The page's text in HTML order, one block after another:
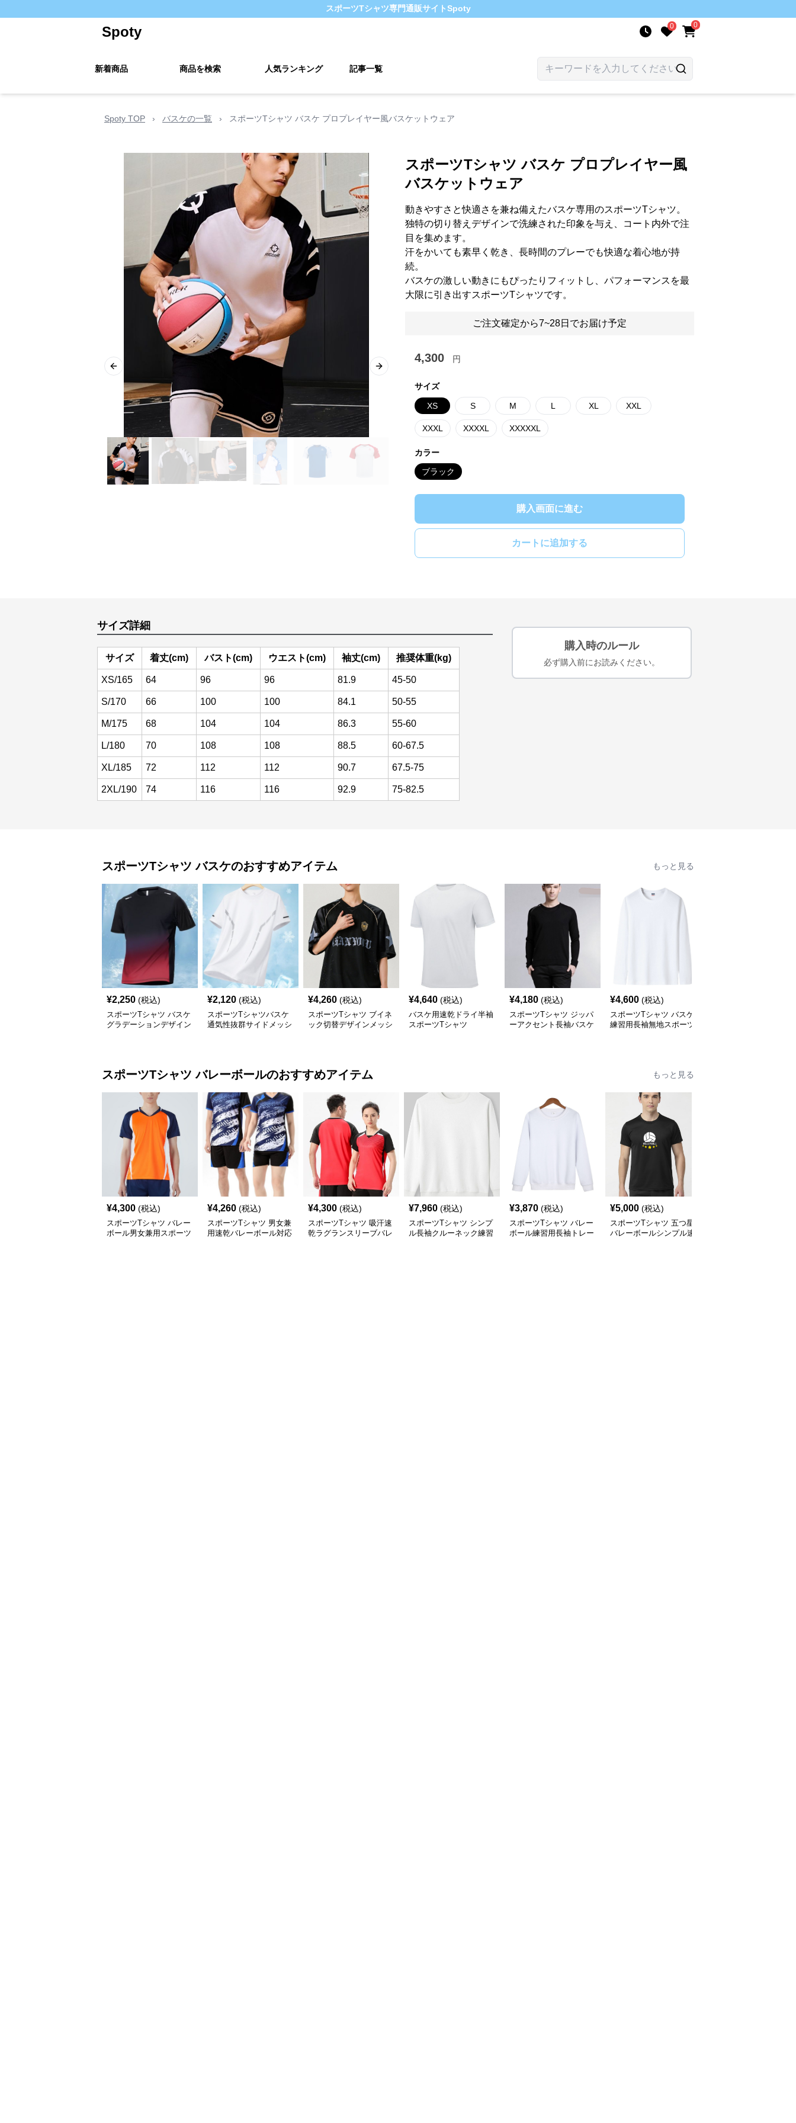
スポーツTシャツ専門通販サイトSpoty
Spoty 0 0
新着商品 商品を検索 人気ランキング 記事一覧
Spoty TOP › バスケの一覧 › スポーツTシャツ バスケ プロプレイヤー風バスケットウェア
Previous slide Next slide
スポーツTシャツ バスケ プロプレイヤー風
バスケットウェア
動きやすさと快適さを兼ね備えたバスケ専用のスポーツTシャツ。
独特の切り替えデザインで洗練された印象を与え、コート内外で注
目を集めます。
汗をかいても素早く乾き、長時間のプレーでも快適な着心地が持
続。
バスケの激しい動きにもぴったりフィットし、パフォーマンスを最
大限に引き出すスポーツTシャツです。
ご注文確定から7~28日でお届け予定
4,300 円
サイズ
XS S M L XL XXL
XXXL XXXXL XXXXXL
カラー
ブラック
購入画面に進む
カートに追加する
サイズ詳細
サイズ 着丈(cm) バスト(cm) ウエスト(cm) 袖丈(cm) 推奨体重(kg)
XS/165 64 96 96 81.9 45-50
S/170 66 100 100 84.1 50-55
M/175 68 104 104 86.3 55-60
L/180 70 108 108 88.5 60-67.5
XL/185 72 112 112 90.7 67.5-75
2XL/190 74 116 116 92.9 75-82.5
購入時のルール
必ず購入前にお読みください。
スポーツTシャツ バスケのおすすめアイテム もっと見る
¥2,250 (税込)
スポーツTシャツ バスケ
グラデーションデザイン
¥2,120 (税込)
スポーツTシャツバスケ
通気性抜群サイドメッシ
¥4,260 (税込)
スポーツTシャツ ブイネ
ック切替デザインメッシ
¥4,640 (税込)
バスケ用速乾ドライ半袖
スポーツTシャツ
¥4,180 (税込)
スポーツTシャツ ジッパ
ーアクセント長袖バスケ
¥4,600 (税込)
スポーツTシャツ バスケ
練習用長袖無地スポーツ
スポーツTシャツ バレーボールのおすすめアイテム もっと見る
¥4,300 (税込)
スポーツTシャツ バレー
ボール男女兼用スポーツ
¥4,260 (税込)
スポーツTシャツ 男女兼
用速乾バレーボール対応
¥4,300 (税込)
スポーツTシャツ 吸汗速
乾ラグランスリーブバレ
¥7,960 (税込)
スポーツTシャツ シンプ
ル長袖クルーネック練習
¥3,870 (税込)
スポーツTシャツ バレー
ボール練習用長袖トレー
¥5,000 (税込)
スポーツTシャツ 五つ星
バレーボールシンプル速